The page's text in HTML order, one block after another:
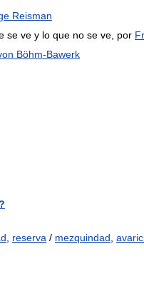
Reisman
se ve y lo que no se ve por
Böhm-Bawerk
reserva / mezquindad